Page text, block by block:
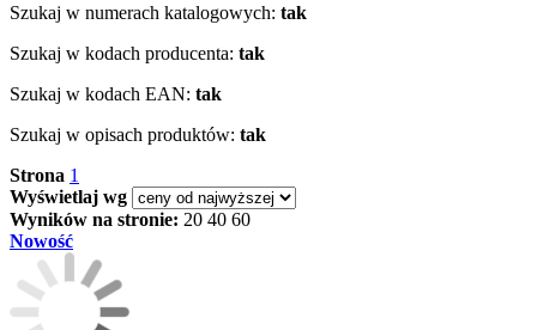
Szukaj w numerach katalogowych: tak
Szukaj w kodach producenta: tak
Szukaj w kodach EAN: tak
Szukaj w opisach produktów: tak
Strona 1
Wyświetlaj wg
Wyników na stronie: 20 40 60
Nowość